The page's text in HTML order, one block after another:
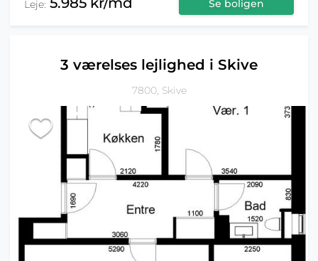
Leje: Se boligen
3 værelses lejlighed i Skive
7800, Skive